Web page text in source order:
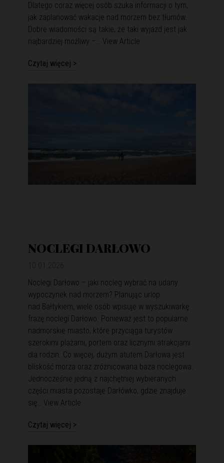
Dlatego coraz więcej osób szuka informacji o tym,
jak zaplanować wakacje nad morzem bez tłumów.
Dobre wiadomości są takie, że taki wyjazd jest jak
najbardziej możliwy –… View Article
Czytaj więcej >
NOCLEGI DARŁOWO
Noclegi Darłowo – jaki nocleg wybrać na udany
wypoczynek nad morzem? Planując urlop
nad Bałtykiem, wiele osób wpisuje w wyszukiwarkę
frazę noclegi Darłowo. Ponieważ jest to popularne
nadmorskie miasto, które przyciąga turystów
szerokimi plażami, portem oraz licznymi atrakcjami
dla rodzin. Co więcej, dużym atutem Darłowa jest
bliskość morza oraz zróżnicowana baza noclegowa.
Jednocześnie jedną z najchętniej wybieranych
części miasta pozostaje Darłówko, gdzie znajduje
się… View Article
Czytaj więcej >